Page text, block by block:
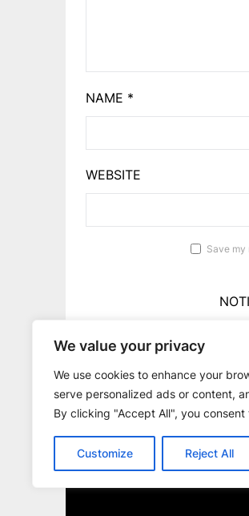
We value your privacy
We use cookies to enhance your
serve personalized ads or content,
By clicking "Accept All", you
Customize Reject All
NAME *
WEBSITE
Save my